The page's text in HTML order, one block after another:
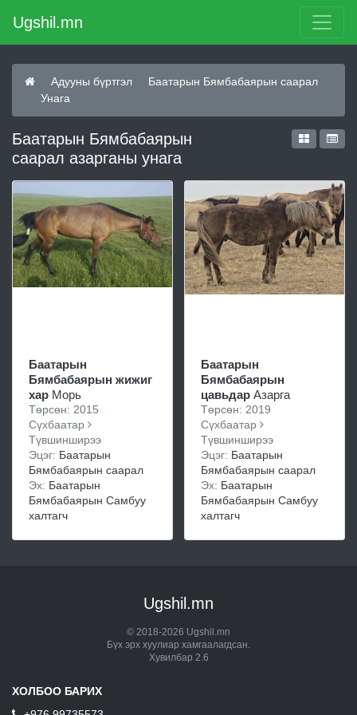
Ugshil.mn
Адууны бүртгэл
Баатарын Бямбабаярын саарал
Унага
Баатарын Бямбабаярын
саарал азарганы унага
Баатарын
Бямбабаярын жижиг
хар Морь
Төрсөн: 2015
Сүхбаатар
Түвшинширээ
Эцэг: Баатарын
Бямбабаярын саарал
Эх: Баатарын
Бямбабаярын Самбуу
халтагч
Баатарын
Бямбабаярын
цавьдар Азарга
Төрсөн: 2019
Сүхбаатар
Түвшинширээ
Эцэг: Баатарын
Бямбабаярын саарал
Эх: Баатарын
Бямбабаярын Самбуу
халтагч
Ugshil.mn
© 2018-2026 Ugshil.mn
Бүх эрх хуулиар хамгаалагдсан.
Хувилбар 2.6
ХОЛБОО БАРИХ